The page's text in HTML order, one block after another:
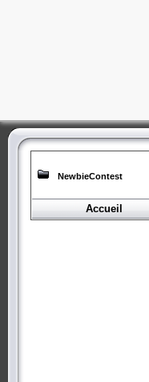
NewbieContest
Accueil